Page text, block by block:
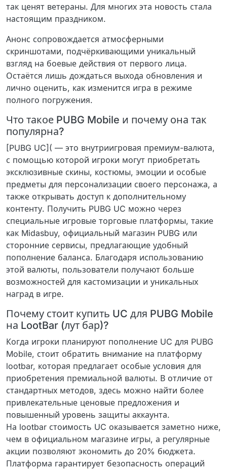
так ценят ветераны. Для многих эта новость стала
настоящим праздником.
Анонс сопровождается атмосферными
скриншотами, подчёркивающими уникальный
взгляд на боевые действия от первого лица.
Остаётся лишь дождаться выхода обновления и
лично оценить, как изменится игра в режиме
полного погружения.
Что такое PUBG Mobile и почему она так
популярна?
[PUBG UC]( — это внутриигровая премиум-валюта,
с помощью которой игроки могут приобретать
эксклюзивные скины, костюмы, эмоции и особые
предметы для персонализации своего персонажа, а
также открывать доступ к дополнительному
контенту. Получить PUBG UC можно через
специальные игровые торговые платформы, такие
как Midasbuy, официальный магазин PUBG или
сторонние сервисы, предлагающие удобный
пополнение баланса. Благодаря использованию
этой валюты, пользователи получают больше
возможностей для кастомизации и уникальных
наград в игре.
Почему стоит купить UC для PUBG Mobile
на LootBar (лут бар)?
Когда игроки планируют пополнение UC для PUBG
Mobile, стоит обратить внимание на платформу
lootbar, которая предлагает особые условия для
приобретения премиальной валюты. В отличие от
стандартных методов, здесь можно найти более
привлекательные ценовые предложения и
повышенный уровень защиты аккаунта.
На lootbar стоимость UC оказывается заметно ниже,
чем в официальном магазине игры, а регулярные
акции позволяют экономить до 20% бюджета.
Платформа гарантирует безопасность операций